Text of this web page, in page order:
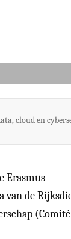
cloud en
Erasmus
van de